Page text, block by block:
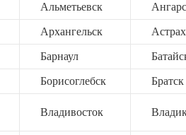
Альметьевск
Архангельск
Барнаул
Борисоглебск Братск
Владивосток